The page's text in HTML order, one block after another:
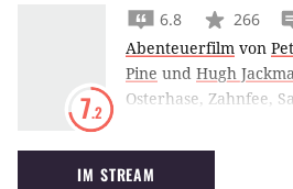
7.2
6.8 266
Abenteuerfilm von
Pine und Hugh
Osterhase, Zahnfee,
König der Albträume,
Dunkelheit hüllen will.
IM STREAM